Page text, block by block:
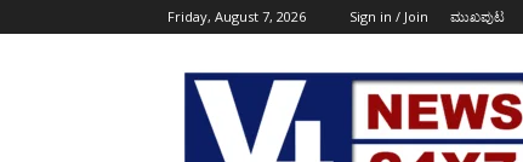
Friday, August 7, 2026 Sign in / Join ಮುಖಪುಟ